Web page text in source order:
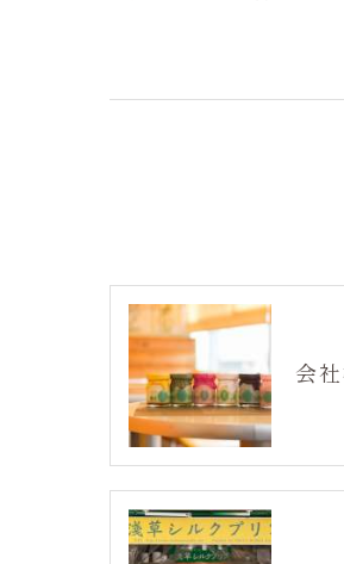
当社では、お客様の個
個人情報の開示･訂正
会